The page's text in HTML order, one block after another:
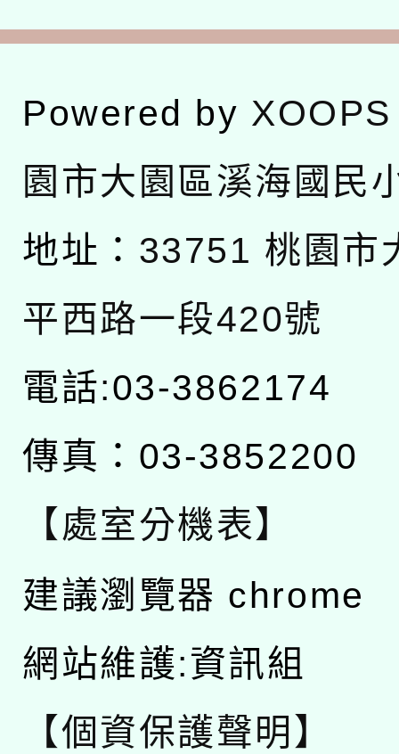
Powered by XOOPS
園市大園區溪海國民
地址： 33751 桃園市
平西路一段420號
電話:03-3862174
傳真：03-3852200
【處室分機表】
建議瀏覽器 chrome
網站維護:資訊組
【個資保護聲明】